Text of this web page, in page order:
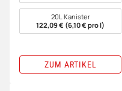
20L Kanister
122,09 € (6,10 € pro l)
ZUM ARTIKEL